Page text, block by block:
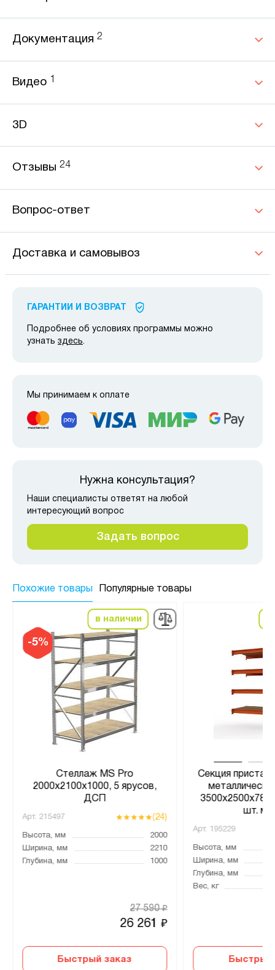
Документация 2
Видео
3D
Отзывы 24
Вопрос-ответ
Доставка и самовывоз
ГАРАНТИИ И ВОЗВРАТ
Подробнее об условиях программы можно
узнать здесь.
Мы принимаем к оплате
Нужна консультация?
Наши специалисты ответят на любой
интересующий вопрос
Задать вопрос
Похожие товары Популярные товары
-5%
в наличии
Стеллаж MS Pro
2000х2100х1000, 5 ярусов,
ДСП
Арт. 215497 (24)
Высота, мм
2000
Ширина, мм
2210
Глубина, мм
1000
26 261₽
27 590₽
Быстрый заказ
Секция
3500x2500x785
шт.
Арт. 195229
Высота, мм
Ширина, мм
Глубина, мм
Вес, кг
Быстрый